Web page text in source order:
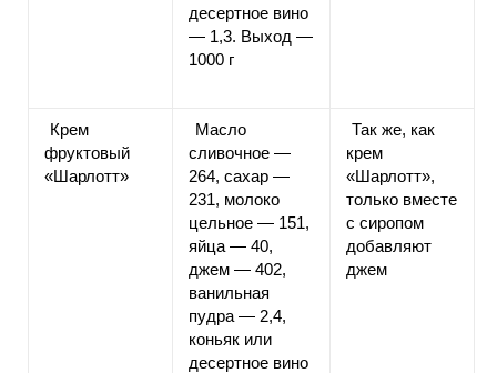
десертное вино
— 1,3. Выход —
1000 г
Крем
фруктовый
«Шарлотт»
Масло
сливочное —
264, сахар —
231, молоко
цельное — 151,
яйца — 40,
джем — 402,
ванильная
пудра — 2,4,
коньяк или
десертное вино
Так же, как
крем
«Шарлотт»,
только вместе
с сиропом
добавляют
джем